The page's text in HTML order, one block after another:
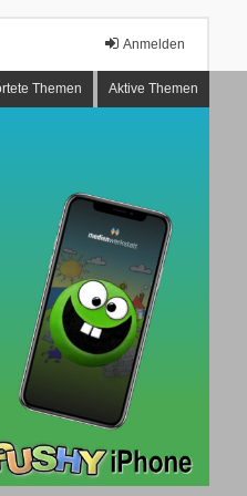
Anmelden
Themen Aktive Themen